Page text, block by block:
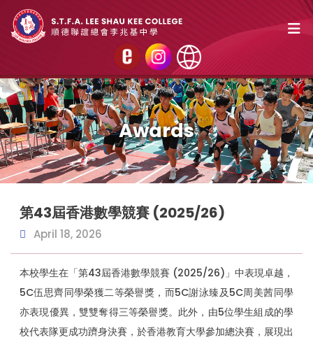
Awards
第43屆香港數學競賽 (2025/26)
April 18, 2026
本校學生在「第43屆香港數學競賽 (2025/26)」中表現卓越，
5C伍思齊同學榮獲二等榮譽獎，而5C謝泳臻及5C周美茜同學
亦表現優異，雙雙奪得三等榮譽獎。此外，由5位學生組成的學
校代表隊更成功躋身決賽，於香港教育大學參加總決賽，展現出